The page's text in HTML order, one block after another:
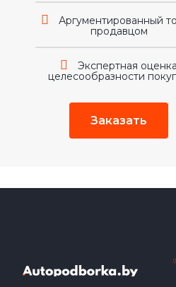
Аргументированный
продавцом
Экспертная оценка
целесообразности
Заказать